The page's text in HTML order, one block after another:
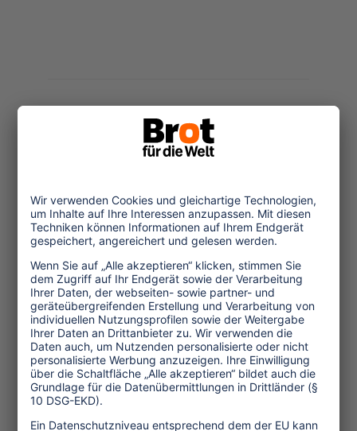
Tourismuspolitik
Kultur und Religion
Umwelt und Klima
Wirtschaft
Menschenrechte
Unternehmensverantwortung